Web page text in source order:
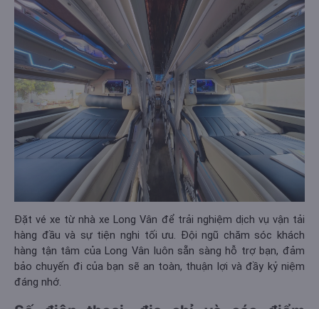
Đặt vé xe từ nhà xe Long Vân để trải nghiệm dịch vụ vận tải
hàng đầu và sự tiện nghi tối ưu. Đội ngũ chăm sóc khách
hàng tận tâm của Long Vân luôn sẵn sàng hỗ trợ bạn, đảm
bảo chuyến đi của bạn sẽ an toàn, thuận lợi và đầy kỷ niệm
đáng nhớ.